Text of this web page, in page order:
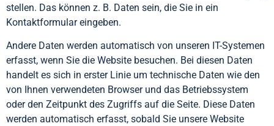
stellen. Das können z. B. Daten sein, die Sie in ein
Kontaktformular eingeben.
Andere Daten werden automatisch von unseren IT-Systemen
erfasst, wenn Sie die Website besuchen. Bei diesen Daten
handelt es sich in erster Linie um technische Daten wie den
von Ihnen verwendeten Browser und das Betriebssystem
oder den Zeitpunkt des Zugriffs auf die Seite. Diese Daten
werden automatisch erfasst, sobald Sie unsere Website